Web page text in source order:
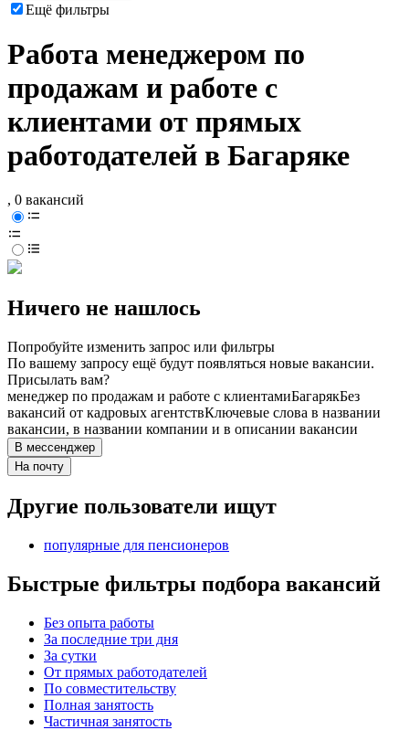
Ещё фильтры
Работа менеджером по
продажам и работе с
клиентами от прямых
работодателей в Багаряке
, 0 вакансий
Ничего не нашлось
Попробуйте изменить запрос или фильтры
По вашему запросу ещё будут появляться новые вакансии.
Присылать вам?
менеджер по продажам и работе с клиентамиБагарякБез
вакансий от кадровых агентствКлючевые слова в названии
вакансии, в названии компании и в описании вакансии
В мессенджер
На почту
Другие пользователи ищут
популярные для пенсионеров
Быстрые фильтры подбора вакансий
Без опыта работы
За последние три дня
За сутки
От прямых работодателей
По совместительству
Полная занятость
Частичная занятость